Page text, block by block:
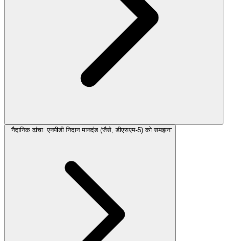
नैदानिक ढांचा: एनपीडी निदान मानदंड (जैसे, डीएसएम-5) को समझना